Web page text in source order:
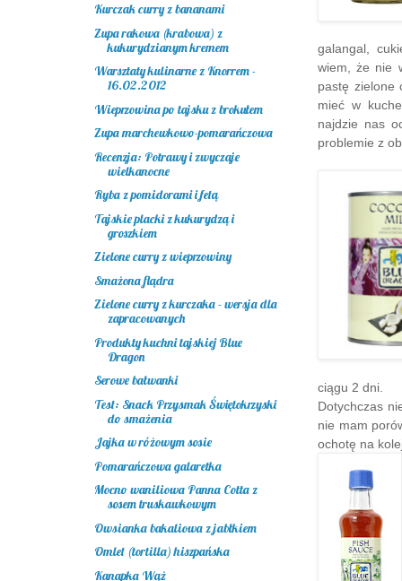
galangal,
wiem, że nie
pastę zielone
mieć w
najdzie nas
problemie z
ciągu 2 dni.
Dotychczas
nie mam
ochotę na
Kurczak curry z bananami
Zupa rakowa (krabowa) z
kukurydzianym kremem
Warsztaty kulinarne z Knorrem -
16.02.2012
Wieprzowina po tajsku z brokułem
Zupa marchewkowo-pomarańczowa
Recenzja: Potrawy i zwyczaje
wielkanocne
Ryba z pomidorami i fetą
Tajskie placki z kukurydzą i
groszkiem
Zielone curry z wieprzowiny
Smażona flądra
Zielone curry z kurczaka - wersja dla
zapracowanych
Produkty kuchni tajskiej Blue
Dragon
Serowe bałwanki
Test: Snack Przysmak Świętokrzyski
do smażenia
Jajka w różowym sosie
Pomarańczowa galaretka
Mocno waniliowa Panna Cotta z
sosem truskawkowym
Owsianka bakaliowa z jabłkiem
Omlet (tortilla) hiszpańska
Kanapka Wąż